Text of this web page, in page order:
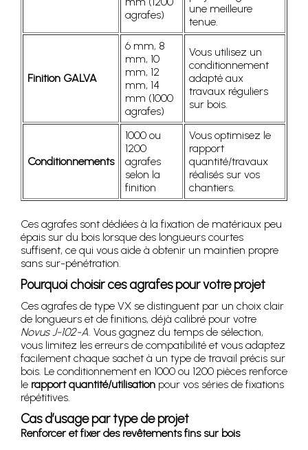
agrafes)
une meilleure
tenue.
Finition GALVA
6 mm, 8
mm, 10
mm, 12
mm, 14
mm (1000
agrafes)
Vous utilisez un
conditionnement
adapté aux
travaux réguliers
sur bois.
Conditionnements
1000 ou
1200
agrafes
selon la
finition
Vous optimisez le
rapport
quantité/travaux
réalisés sur vos
chantiers.
Ces agrafes sont dédiées à la fixation de matériaux peu
épais sur du bois lorsque des longueurs courtes
suffisent, ce qui vous aide à obtenir un maintien propre
sans sur-pénétration.
Pourquoi choisir ces agrafes pour votre projet
Ces agrafes de type VX se distinguent par un choix clair
de longueurs et de finitions, déjà calibré pour votre
Novus J-102-A. Vous gagnez du temps de sélection,
vous limitez les erreurs de compatibilité et vous adaptez
facilement chaque sachet à un type de travail précis sur
bois. Le conditionnement en 1000 ou 1200 pièces renforce
le rapport quantité/utilisation pour vos séries de fixations
répétitives.
Cas d’usage par type de projet
Renforcer et fixer des revêtements fins sur bois